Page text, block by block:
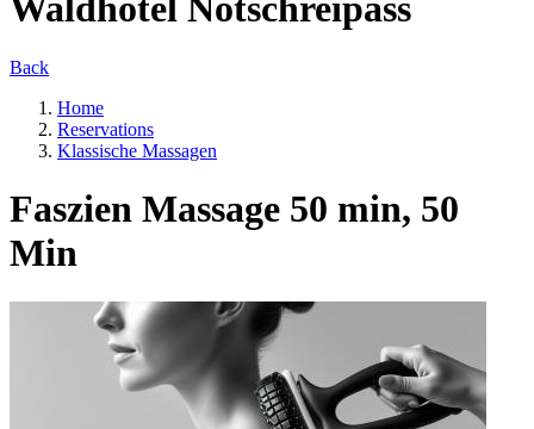
Waldhotel Notschreipass
Back
Home
Reservations
Klassische Massagen
Faszien Massage 50 min, 50
Min